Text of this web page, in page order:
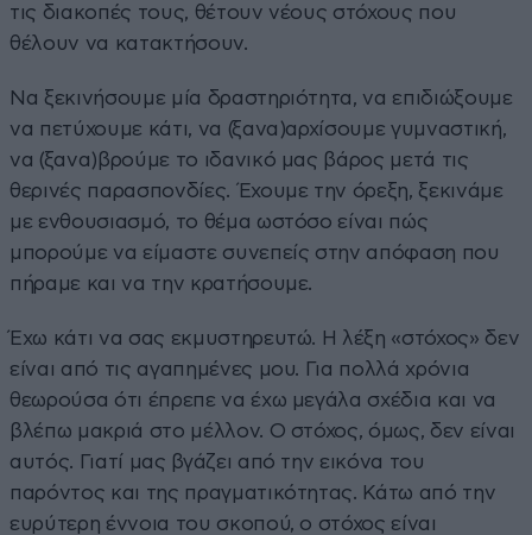
τις διακοπές τους, θέτουν νέους στόχους που
θέλουν να κατακτήσουν.
Να ξεκινήσουμε μία δραστηριότητα, να επιδιώξουμε
να πετύχουμε κάτι, να (ξανα)αρχίσουμε γυμναστική,
να (ξανα)βρούμε το ιδανικό μας βάρος μετά τις
θερινές παρασπονδίες. Έχουμε την όρεξη, ξεκινάμε
με ενθουσιασμό, το θέμα ωστόσο είναι πώς
μπορούμε να είμαστε συνεπείς στην απόφαση που
πήραμε και να την κρατήσουμε.
Έχω κάτι να σας εκμυστηρευτώ. Η λέξη «στόχος» δεν
είναι από τις αγαπημένες μου. Για πολλά χρόνια
θεωρούσα ότι έπρεπε να έχω μεγάλα σχέδια και να
βλέπω μακριά στο μέλλον. Ο στόχος, όμως, δεν είναι
αυτός. Γιατί μας βγάζει από την εικόνα του
παρόντος και της πραγματικότητας. Κάτω από την
ευρύτερη έννοια του σκοπού, ο στόχος είναι